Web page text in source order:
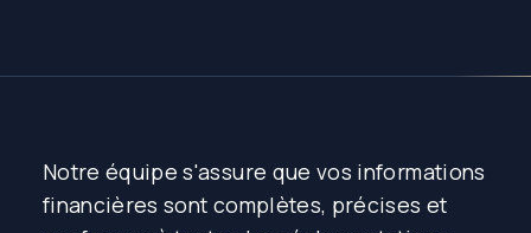
Notre équipe s'assure que vos informations
financières sont complètes, précises et